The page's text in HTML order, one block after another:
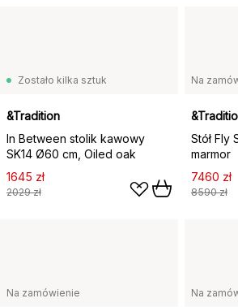
Zostało kilka sztuk
&Tradition
In Between stolik kawowy
SK14 Ø60 cm, Oiled oak
1645 zł
2029 zł
Na
Stół Fly
marmor
7460 zł
8590 zł
Na zamówienie Na